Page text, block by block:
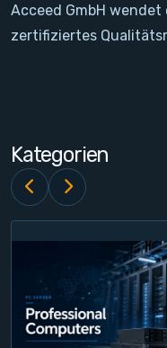
Service
Registrieren
Acceed GmbH wendet
zertifiziertes
Kategorien